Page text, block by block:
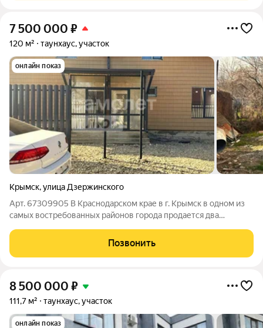
7 500 000 ₽
120 м² таунхаус, участок
онлайн показ
Крымск,улица Дзержинского
Арт. 67309905 В Краснодарском крае в г. Крымск в одном из
самых востребованных районов города продается два
доме на первом этаже большая кухня -гостиная, санузел. На
втором этаже две
Позвонить
8 500 000 ₽
111,7 м² таунхаус, участок
онлайн показ